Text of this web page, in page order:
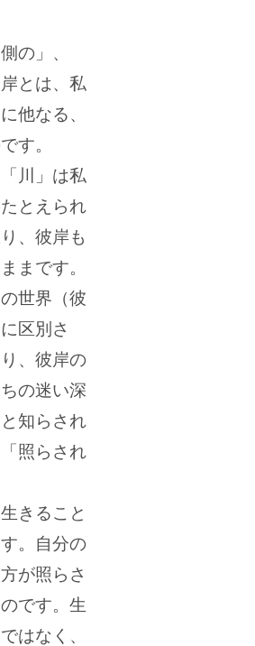
の」、
とは、私
他なる、
す。
川」は私
とえられ
、彼岸も
まです。
世界（彼
区別さ
、彼岸の
の迷い深
知らされ
照らされ
きること
。自分の
が照らさ
です。生
はなく、